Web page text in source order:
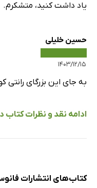
یاد داشت کنید، متشکرم.
حسین خلیلی
۱۴۰۳/۱۲/۱۵
به جای این بزرگای رانتی
ادامه نقد و نظرات کتاب
کتاب‌های انتشارات